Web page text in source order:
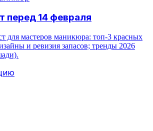
перед 14 февраля
для мастеров маникюра: топ‑3 красных
и ревизия запасов; тренды 2026